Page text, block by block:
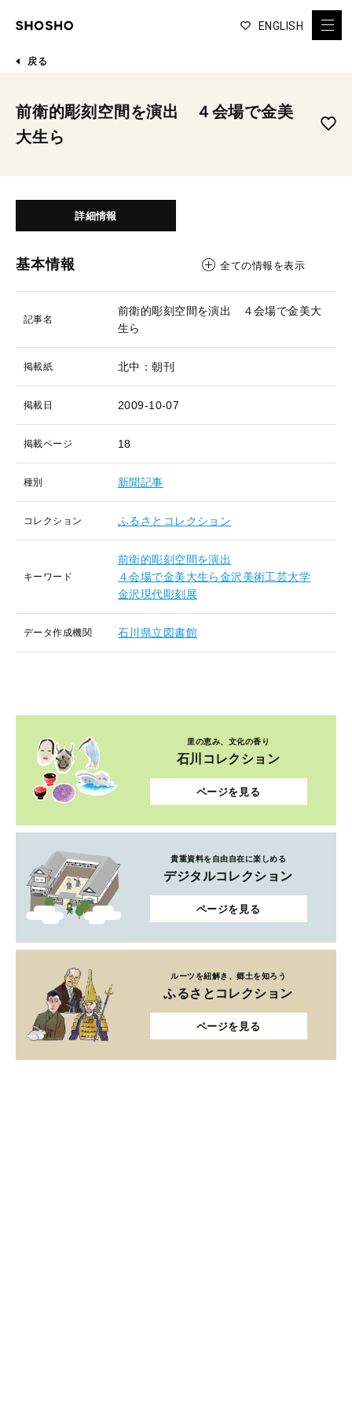
ENGLISH
戻る
前衛的彫刻空間を演出 ４会場で金美
大生ら
詳細情報
基本情報 全ての情報を表示
記事名
前衛的彫刻空間を演出 ４会場で金美大
生ら
掲載紙 北中：朝刊
掲載日 2009-10-07
掲載ページ 18
種別 新聞記事
コレクション ふるさとコレクション
キーワード
前衛的彫刻空間を演出
４会場で金美大生ら金沢美術工芸大学
金沢現代彫刻展
データ作成機関 石川県立図書館
里の恵み、文化の香り
石川コレクション
ページを見る
貴重資料を自由自在に楽しめる
デジタルコレクション
ページを見る
ルーツを紐解き、郷土を知ろう
ふるさとコレクション
ページを見る